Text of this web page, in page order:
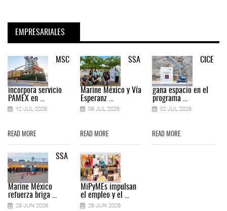
EMPRESARIALES
MSC
incorpora servicio
PAMEX en ...
12 JUL 2026
READ MORE
SSA
Marine México
refuerza briga ...
29 JUN 2026
SSA
Marine México y Vía
Esperanz ...
06 JUL 2026
READ MORE
MiPyMEs impulsan
el empleo y el ...
26 JUN 2026
CICE
gana espacio en el
programa ...
02 JUL 2026
READ MORE